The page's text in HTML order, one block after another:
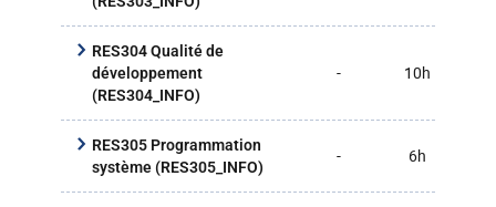
RES304 Qualité de
développement
(RES304_INFO)
- 10h
RES305 Programmation
système (RES305_INFO)
- 6h